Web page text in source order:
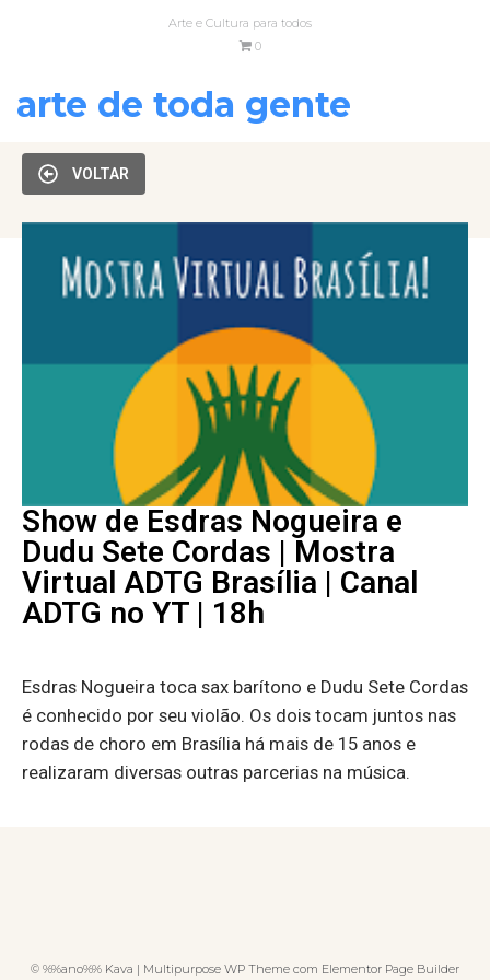
Arte e Cultura para todos
0
arte de toda gente
VOLTAR
Show de Esdras Nogueira e
Dudu Sete Cordas | Mostra
Virtual ADTG Brasília | Canal
ADTG no YT | 18h
Esdras Nogueira toca sax barítono e Dudu Sete Cordas
é conhecido por seu violão. Os dois tocam juntos nas
rodas de choro em Brasília há mais de 15 anos e
realizaram diversas outras parcerias na música.
© %%ano%% Kava | Multipurpose WP Theme com Elementor Page Builder